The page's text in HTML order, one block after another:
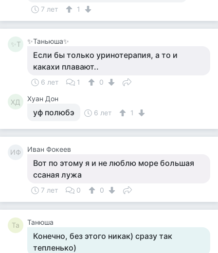
7 лет 1
✨Т ✨Таньюша✨
Если бы только уринотерапия, а то и
какахи плавают..
6 лет 1 0
ХД Хуан Дон
уф полюбэ 6 лет 1
ИФ Иван Фокеев
Вот по этому я и не люблю море большая
ссаная лужа
7 лет 0 0
Та Танюша
Конечно, без этого никак) сразу так
тепленько)